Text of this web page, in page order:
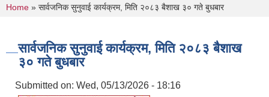
You are here
Home » सार्वजनिक सुनुवाई कार्यक्रम, मिति २०८३ बैशाख ३० गते बुधबार
सार्वजनिक सुनुवाई कार्यक्रम, मिति २०८३ बैशाख
३० गते बुधबार
Submitted on: Wed, 05/13/2026 - 18:16